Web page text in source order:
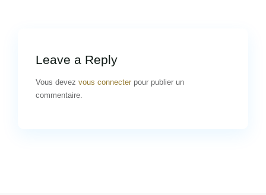
Leave a Reply
Vous devez vous connecter pour publier un
commentaire.